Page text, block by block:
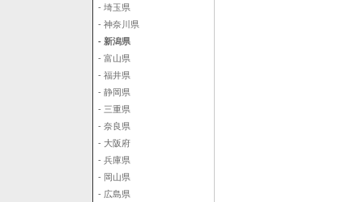
- 埼玉県
- 神奈川県
- 新潟県
- 富山県
- 福井県
- 静岡県
- 三重県
- 奈良県
- 大阪府
- 兵庫県
- 岡山県
- 広島県